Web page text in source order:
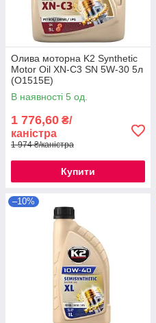
Олива моторна K2 Synthetic
Motor Oil XN-C3 SN 5W-30 5л
(O1515E)
В наявності 5 од.
1 776,60 ₴/
каністра
1 974 ₴/каністра
Купити
–10%